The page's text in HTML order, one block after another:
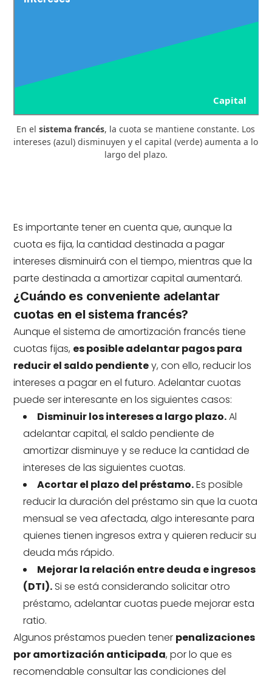
Capital
En elsistema francés, la cuota se mantiene constante. Los
intereses (azul) disminuyen y el capital (verde) aumenta a lo
largo del plazo.
Es importante tener en cuenta que, aunque la
cuota es fija, la cantidad destinada a pagar
intereses disminuirá con el tiempo, mientras que la
parte destinada a amortizar capital aumentará.
¿Cuándo es conveniente adelantar
cuotas en el sistema francés?
Aunque el sistema de amortización francés tiene
cuotas fijas, es posible adelantar pagos para
reducir el saldo pendientey, con ello, reducir los
intereses a pagar en el futuro. Adelantar cuotas
puede ser interesante en los siguientes casos:
Disminuir los intereses a largo plazo.Al
adelantar capital, el saldo pendiente de
amortizar disminuye y se reduce la cantidad de
intereses de las siguientes cuotas.
Acortar el plazo del préstamo.Es posible
reducir la duración del préstamo sin que la cuota
mensual se vea afectada, algo interesante para
quienes tienen ingresos extra y quieren reducir su
deuda más rápido.
Mejorar la relación entre deuda e ingresos
(DTI). Si se está considerando solicitar otro
préstamo, adelantar cuotas puede mejorar esta
ratio.
Algunos préstamos pueden tener penalizaciones
por amortización anticipada, por lo que es
recomendable consultar las condiciones del